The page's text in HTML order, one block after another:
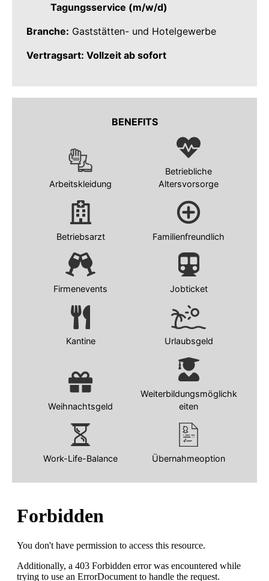
Tagungsservice (m/w/d)
Branche: Gaststätten- und Hotelgewerbe
Vertragsart: Vollzeit ab sofort
BENEFITS
Arbeitskleidung
Betriebliche
Altersvorsorge
Betriebsarzt Familienfreundlich
Firmenevents Jobticket
Kantine Urlaubsgeld
Weihnachtsgeld
Weiterbildungsmöglichk
eiten
Work-Life-Balance Übernahmeoption